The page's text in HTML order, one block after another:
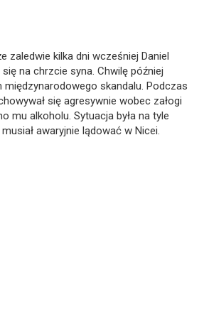
zaledwie kilka dni wcześniej Daniel
na chrzcie syna. Chwilę później
międzynarodowego skandalu. Podczas
się agresywnie wobec załogi
mu alkoholu. Sytuacja była na tyle
awaryjnie lądować w Nicei.